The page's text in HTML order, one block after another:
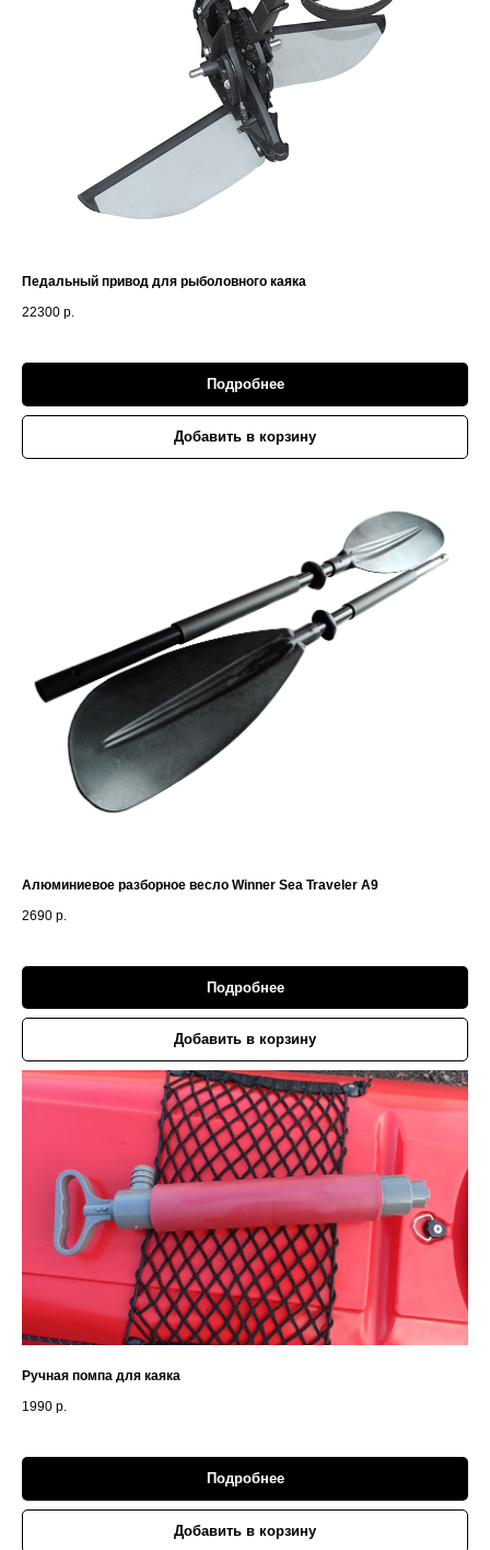
Педальный привод для рыболовного каяка
22300 р.
Подробнее
Добавить в корзину
Алюминиевое разборное весло Winner Sea Traveler A9
2690 р.
Подробнее
Добавить в корзину
Ручная помпа для каяка
1990 р.
Подробнее
Добавить в корзину